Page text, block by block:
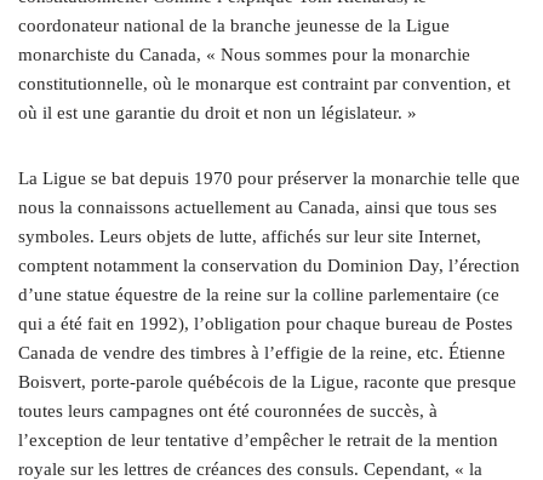
coordonateur national de la branche jeunesse de la Ligue
monarchiste du Canada, « Nous sommes pour la monarchie
constitutionnelle, où le monarque est contraint par convention, et
où il est une garantie du droit et non un législateur. »
La Ligue se bat depuis 1970 pour préserver la monarchie telle que
nous la connaissons actuellement au Canada, ainsi que tous ses
symboles. Leurs objets de lutte, affichés sur leur site Internet,
comptent notamment la conservation du Dominion Day, l’érection
d’une statue équestre de la reine sur la colline parlementaire (ce
qui a été fait en 1992), l’obligation pour chaque bureau de Postes
Canada de vendre des timbres à l’effigie de la reine, etc. Étienne
Boisvert, porte-parole québécois de la Ligue, raconte que presque
toutes leurs campagnes ont été couronnées de succès, à
l’exception de leur tentative d’empêcher le retrait de la mention
royale sur les lettres de créances des consuls. Cependant, « la